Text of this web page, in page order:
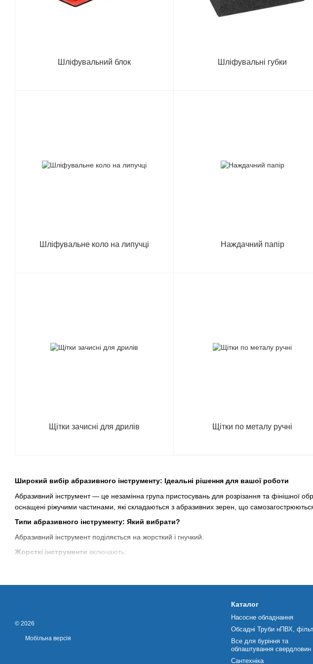
Широкий вибір абразивного інструменту: Ідеальні рішення для вашої роботи
Абразивний інструмент — це незамінна група пристосувань для розрізання та фінішної
оснащені ріжучими частинами, які складаються з абразивних зерен, що
Типи абразивного інструменту: Який вибрати?
Абразивний інструмент поділяється на жорсткий і гнучкий.
Жорсткі інструменти включають:
Гнучкі інструменти
мають основу з паперу, фібри, тканини або нетканого матеріалу і
Полірувальні диски
Шліфувальний блок Шліфувальні губки
Шліфувальне коло на липучці Наждачний папір
Щітки зачисні для дрилів Щітки по металу ручні
© 2026
Мобільна версія
Каталог
Насосне обладнання
Обсадні Труби нПВХ,
Все для буріння та
облаштування свердловин
Сантехніка